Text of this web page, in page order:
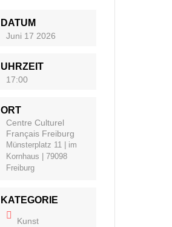
DATUM
Juni 17 2026
UHRZEIT
17:00
ORT
Centre Culturel
Français Freiburg
Münsterplatz 11 | im
Kornhaus | 79098
Freiburg
KATEGORIE
Kunst